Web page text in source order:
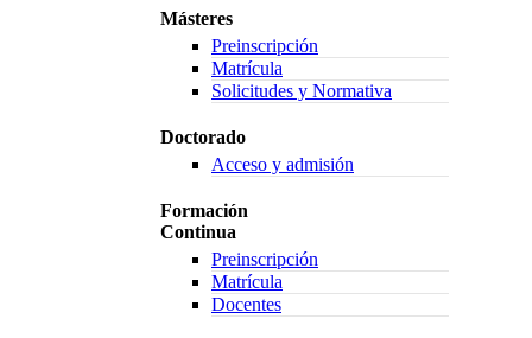
Másteres
Preinscripción
Matrícula
Solicitudes y Normativa
Doctorado
Acceso y admisión
Formación
Continua
Preinscripción
Matrícula
Docentes